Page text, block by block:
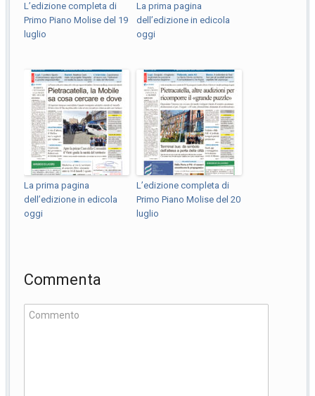
L’edizione completa di
Primo Piano Molise del 19
luglio
La prima pagina
dell’edizione in edicola
oggi
La prima pagina
dell’edizione in edicola
oggi
L’edizione completa di
Primo Piano Molise del 20
luglio
Commenta